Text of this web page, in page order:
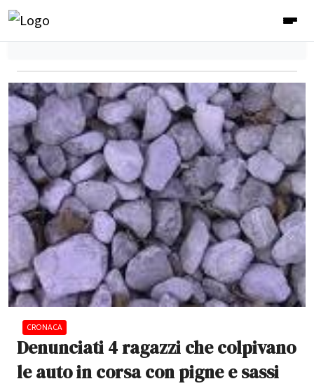
CRONACA
Denunciati 4 ragazzi che colpivano
le auto in corsa con pigne e sassi